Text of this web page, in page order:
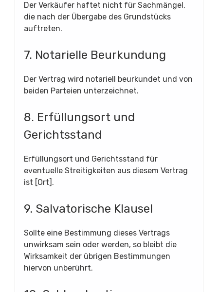
Der Verkäufer haftet nicht für Sachmängel,
die nach der Übergabe des Grundstücks
auftreten.
7. Notarielle Beurkundung
Der Vertrag wird notariell beurkundet und von
beiden Parteien unterzeichnet.
8. Erfüllungsort und
Gerichtsstand
Erfüllungsort und Gerichtsstand für
eventuelle Streitigkeiten aus diesem Vertrag
ist [Ort].
9. Salvatorische Klausel
Sollte eine Bestimmung dieses Vertrags
unwirksam sein oder werden, so bleibt die
Wirksamkeit der übrigen Bestimmungen
hiervon unberührt.